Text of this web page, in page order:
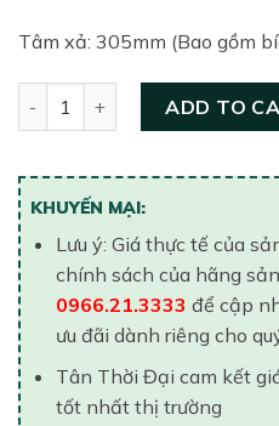
Tâm xả: 305mm (Bao gồm
ADD TO
KHUYẾN MẠI:
Lưu ý: Giá thực tế của
chính sách của hãng
0966.21.3333 để cập
ưu đãi dành riêng cho
Tân Thời Đại cam kết
tốt nhất thị trường